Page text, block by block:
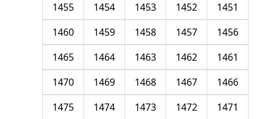
1451
1452
1453
1454
1455
1456
1457
1458
1459
1460
1461
1462
1463
1464
1465
1466
1467
1468
1469
1470
1471
1472
1473
1474
1475